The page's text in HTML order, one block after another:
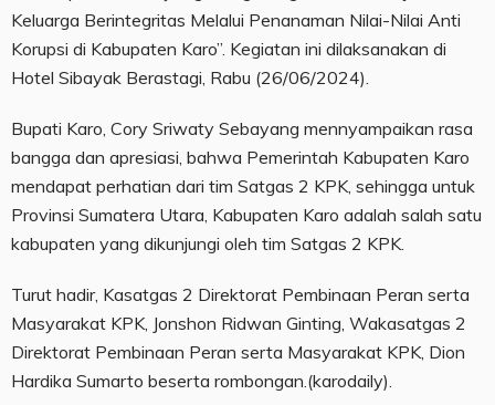
Keluarga Berintegritas Melalui Penanaman Nilai-Nilai Anti
Korupsi di Kabupaten Karo”. Kegiatan ini dilaksanakan di
Hotel Sibayak Berastagi, Rabu (26/06/2024).
Bupati Karo, Cory Sriwaty Sebayang mennyampaikan rasa
bangga dan apresiasi, bahwa Pemerintah Kabupaten Karo
mendapat perhatian dari tim Satgas 2 KPK, sehingga untuk
Provinsi Sumatera Utara, Kabupaten Karo adalah salah satu
kabupaten yang dikunjungi oleh tim Satgas 2 KPK.
Turut hadir, Kasatgas 2 Direktorat Pembinaan Peran serta
Masyarakat KPK, Jonshon Ridwan Ginting, Wakasatgas 2
Direktorat Pembinaan Peran serta Masyarakat KPK, Dion
Hardika Sumarto beserta rombongan.(karodaily).